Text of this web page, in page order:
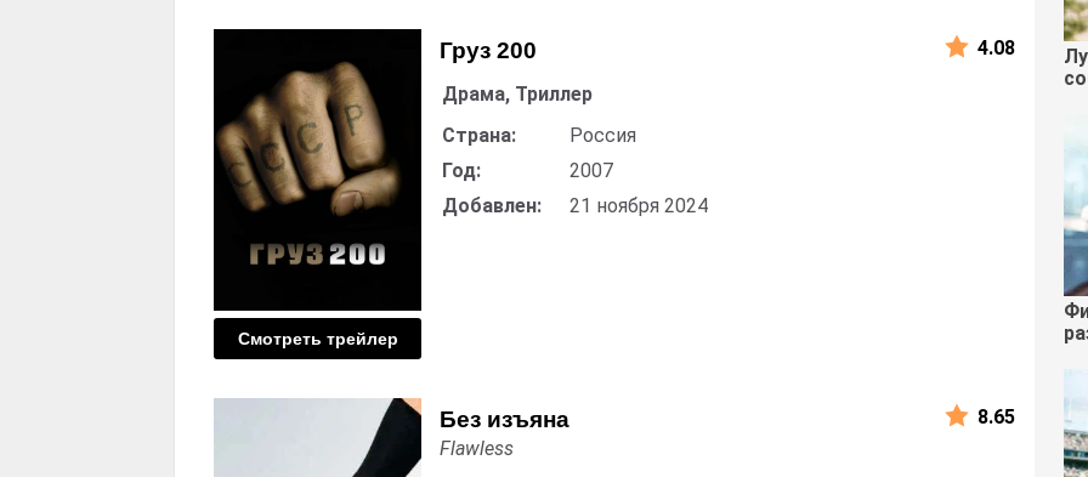
Груз 200
Смотреть трейлер
Драма, Триллер
Страна:
Россия
Год:
2007
Добавлен:
21 ноября 2024
4.08
Без изъяна
Flawless
8.65